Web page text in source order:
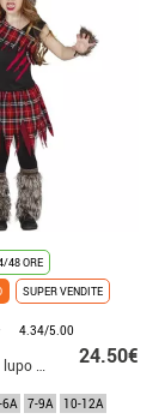
48 ORE
SUPER VENDITE
4.34/5.00
di ragazza lupo scozzese 24.50€
7-9A 10-12A